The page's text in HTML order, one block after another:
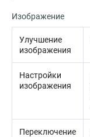
Изображение
Улучшение
изображения
Настройки
изображения
Переключение